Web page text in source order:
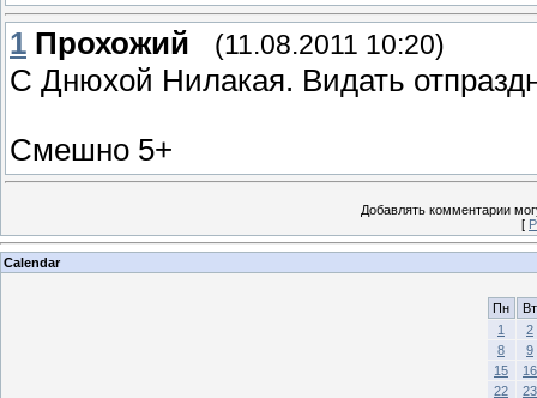
1 Прохожий (11.08.2011 10:20)
С Днюхой Нилакая. Видать
Смешно 5+
Добавлять комментарии
[
Calendar
Пн
Вт
1
2
8
9
15
16
22
23